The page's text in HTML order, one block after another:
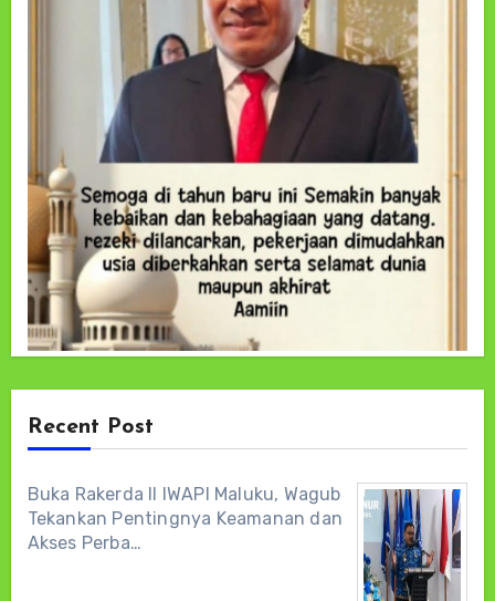
Recent Post
Buka Rakerda II IWAPI Maluku, Wagub
Tekankan Pentingnya Keamanan dan
Akses Perba…